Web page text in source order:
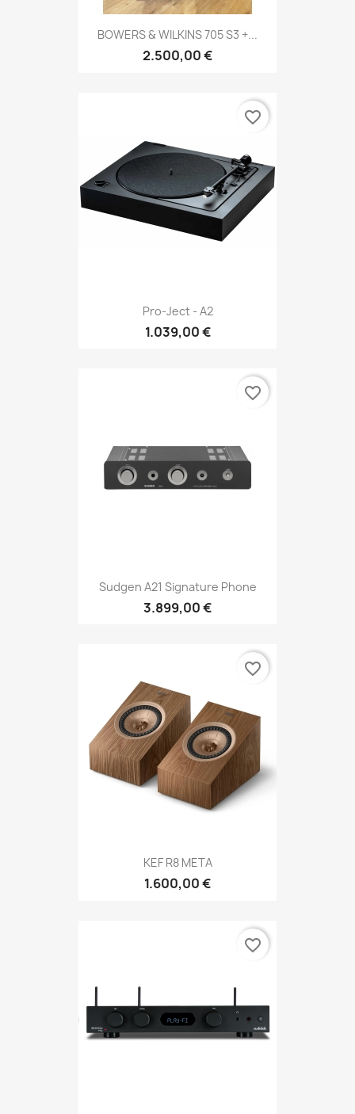
BOWERS & WILKINS 705 S3 +...
2.500,00 €
Pro-Ject - A2
1.039,00 €
favorite_border
Sudgen A21 Signature Phone
3.899,00 €
favorite_border
KEF R8 META
1.600,00 €
favorite_border
favorite_border